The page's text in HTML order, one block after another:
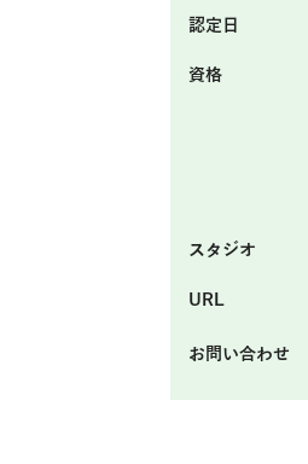
認定日
資格
スタジオ
URL
お問い合わせ